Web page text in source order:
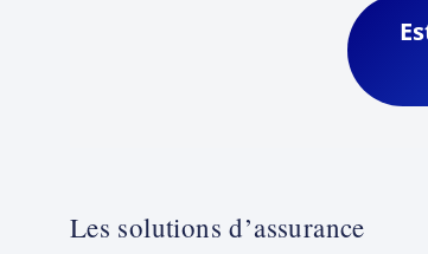
Les solutions d’assurance